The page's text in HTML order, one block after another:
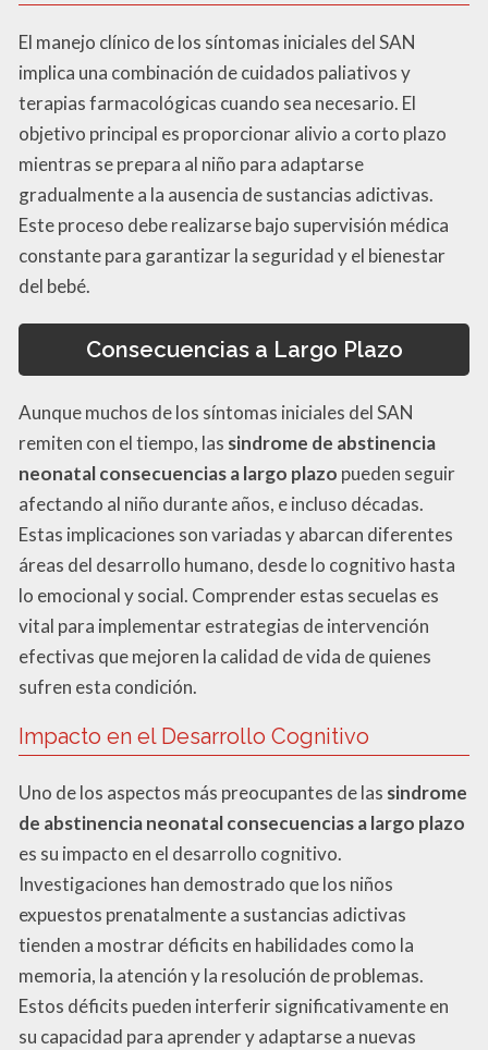
El manejo clínico de los síntomas iniciales del SAN
implica una combinación de cuidados paliativos y
terapias farmacológicas cuando sea necesario. El
objetivo principal es proporcionar alivio a corto plazo
mientras se prepara al niño para adaptarse
gradualmente a la ausencia de sustancias adictivas.
Este proceso debe realizarse bajo supervisión médica
constante para garantizar la seguridad y el bienestar
del bebé.
Consecuencias a Largo Plazo
Aunque muchos de los síntomas iniciales del SAN
remiten con el tiempo, las sindrome de abstinencia
neonatal consecuencias a largo plazo pueden seguir
afectando al niño durante años, e incluso décadas.
Estas implicaciones son variadas y abarcan diferentes
áreas del desarrollo humano, desde lo cognitivo hasta
lo emocional y social. Comprender estas secuelas es
vital para implementar estrategias de intervención
efectivas que mejoren la calidad de vida de quienes
sufren esta condición.
Impacto en el Desarrollo Cognitivo
Uno de los aspectos más preocupantes de las sindrome
de abstinencia neonatal consecuencias a largo plazo
es su impacto en el desarrollo cognitivo.
Investigaciones han demostrado que los niños
expuestos prenatalmente a sustancias adictivas
tienden a mostrar déficits en habilidades como la
memoria, la atención y la resolución de problemas.
Estos déficits pueden interferir significativamente en
su capacidad para aprender y adaptarse a nuevas